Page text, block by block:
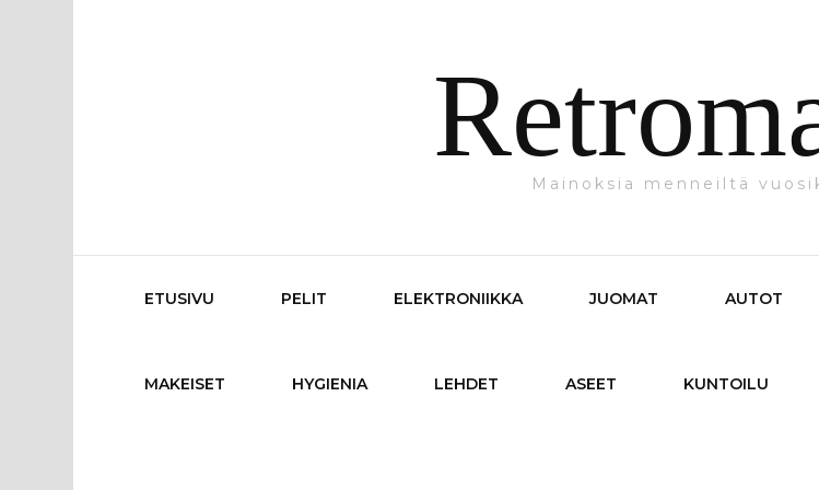
Mainoksia menneiltä
ETUSIVU PELIT ELEKTRONIIKKA JUOMAT AUTOT
MAKEISET HYGIENIA LEHDET ASEET KUNTOILU